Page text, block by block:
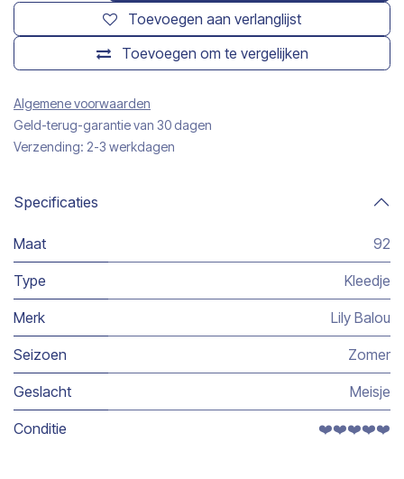
Toevoegen om te vergelijken
Toevoegen aan verlanglijst
Algemene voorwaarden
Geld-terug-garantie van 30 dagen
Verzending: 2-3 werkdagen
Specificaties
Maat 92
Type Kleedje
Merk Lily Balou
Seizoen Zomer
Geslacht Meisje
Conditie ❤️❤️❤️❤️❤️